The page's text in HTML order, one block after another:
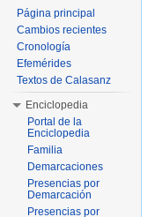
Página principal
Cambios recientes
Cronología
Efemérides
Textos de Calasanz
Enciclopedia
Portal de la
Enciclopedia
Familia
Demarcaciones
Presencias por
Demarcación
Presencias por